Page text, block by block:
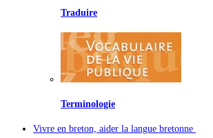
Traduire
Terminologie
Vivre en breton, aider la langue bretonne